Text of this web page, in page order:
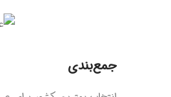
جمع‌بندی